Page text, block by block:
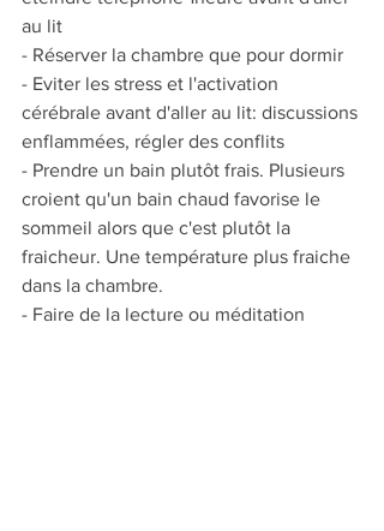
au lit
- Réserver la chambre que pour dormir
- Eviter les stress et l'activation
cérébrale avant d'aller au lit: discussions
enflammées, régler des conflits
- Prendre un bain plutôt frais. Plusieurs
croient qu'un bain chaud favorise le
sommeil alors que c'est plutôt la
fraicheur. Une température plus fraiche
dans la chambre.
- Faire de la lecture ou méditation